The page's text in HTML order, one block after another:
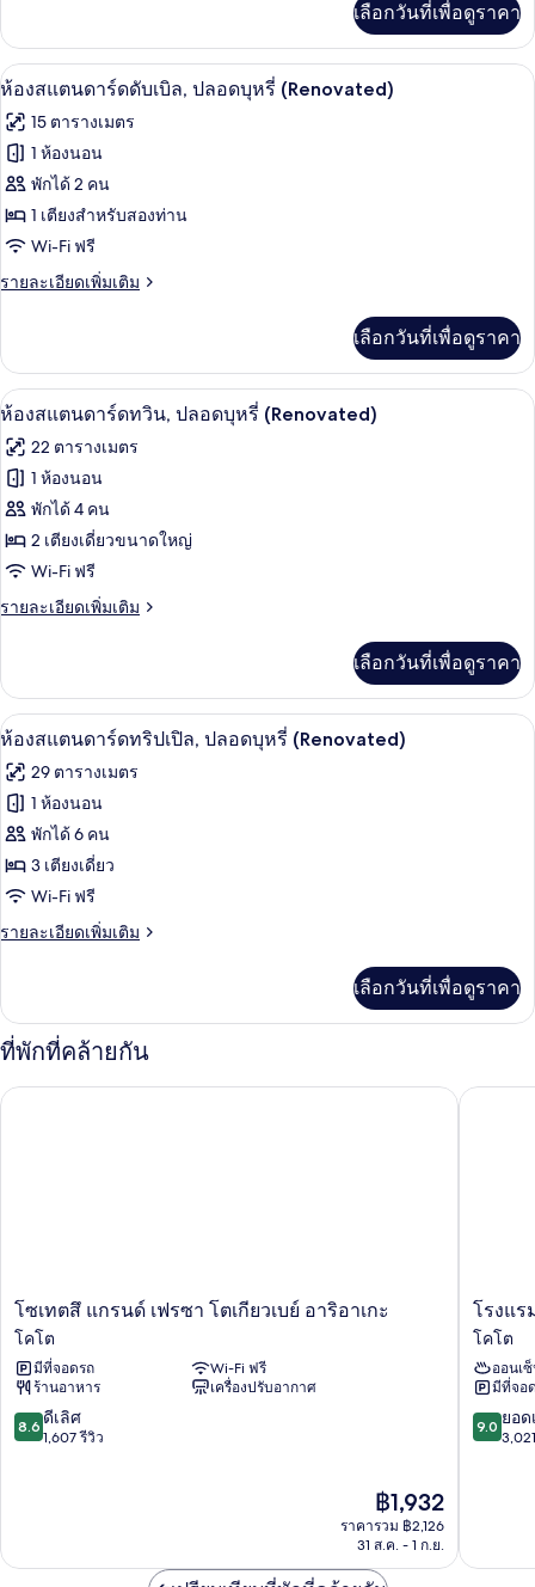
ซิงเกิล,
ปลอด
บุหรี่
(Renovated)
เกี่ยว
กับ
ห้อง
ลัก
ซ์
ซิงเกิล,
ปลอด
บุหรี่
(Renovated)
เลือกวันที่เพื่อดูราคา
เปิด
ภาพถ่าย
ทั้งหมด
ของ
ห้อง
สแตนดาร์ด
ดับเบิล,
บุหรี่
(Renovated)
ห้องสแตนดาร์ดดับเบิล, ปลอดบุหรี่
4
ห้องสแตนดาร์ดดับเบิล, ปลอดบุหรี่ (Renovated)
15 ตารางเมตร
1 ห้องนอน
พักได้ 2 คน
1 เตียงสำหรับสองท่าน
Wi-Fi ฟรี
รายละเอียดเพิ่มเติม
ราย
เกี่ยว
กับ
ห้อง
ดับเบิล,
ปลอด
บุหรี่
(Renovated)
เลือกวันที่เพื่อดูราคา
เปิด
ภาพถ่าย
ทั้งหมด
ของ
ห้อง
สแตนดาร์ด
ทวิน,
บุหรี่
(Renovated)
ห้องสแตนดาร์ดทวิน, ปลอดบุหรี่
4
ห้องสแตนดาร์ดทวิน, ปลอดบุหรี่ (Renovated)
22 ตารางเมตร
1 ห้องนอน
พักได้ 4 คน
2 เตียงเดี่ยวขนาดใหญ่
Wi-Fi ฟรี
รายละเอียดเพิ่มเติม
ราย
เกี่ยว
กับ
ห้อง
ทวิ
น,
ปลอด
บุหรี่
(Renovated)
เลือกวันที่เพื่อดูราคา
เปิด
ภาพถ่าย
ทั้งหมด
ของ
ห้อง
สแตนดาร์ด
ทริปเปิล,
บุหรี่
(Renovated)
ห้องสแตนดาร์ดทริปเปิล, ปลอดบุหรี่
4
ห้องสแตนดาร์ดทริปเปิล, ปลอดบุหรี่ (Renovated)
29 ตารางเมตร
1 ห้องนอน
พักได้ 6 คน
3 เตียงเดี่ยว
Wi-Fi ฟรี
รายละเอียดเพิ่มเติม
ราย
เกี่ยว
กับ
ห้อง
สแตนดาร์ด
ทริปเปิล,
เลือกวันที่เพื่อดูราคา
ที่พักที่คล้ายกัน
โซ
เทตสึ
แก
รนด์
เฟร
ซา
โต
เกะ
โซเทตสึ แกรนด์ เฟรซา โตเกียวเบย์ อาริอาเกะ
โคโต
มีที่จอดรถ
Wi-Fi ฟรี
ร้านอาหาร
เครื่องปรับอากาศ
8.6
จาก
8.6 ดีเลิศ
1,607 รีวิว
ราคา
ปัจจุบัน
คือ
฿1,932
ราคารวม ฿2,126
31 ส.ค. - 1 ก.ย.
โซเทตสึ แกรนด์ เฟรซา โตเกียวเบย์ อาริอาเกะ
โรงแรม
วิลล่า
ฟอน
แทน
แก
รนด์
โตเกียว
โรงแร
โคโต
ออนเ
มีที่จอ
9.0
จาก
9.0 ยอด
โรงแรม